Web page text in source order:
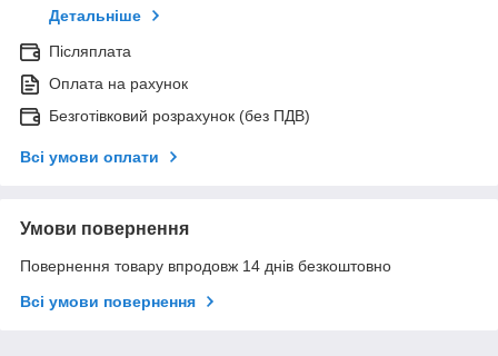
Детальніше
Післяплата
Оплата на рахунок
Безготівковий розрахунок (без ПДВ)
Всі умови оплати
Умови повернення
Повернення товару впродовж 14 днів безкоштовно
Всі умови повернення